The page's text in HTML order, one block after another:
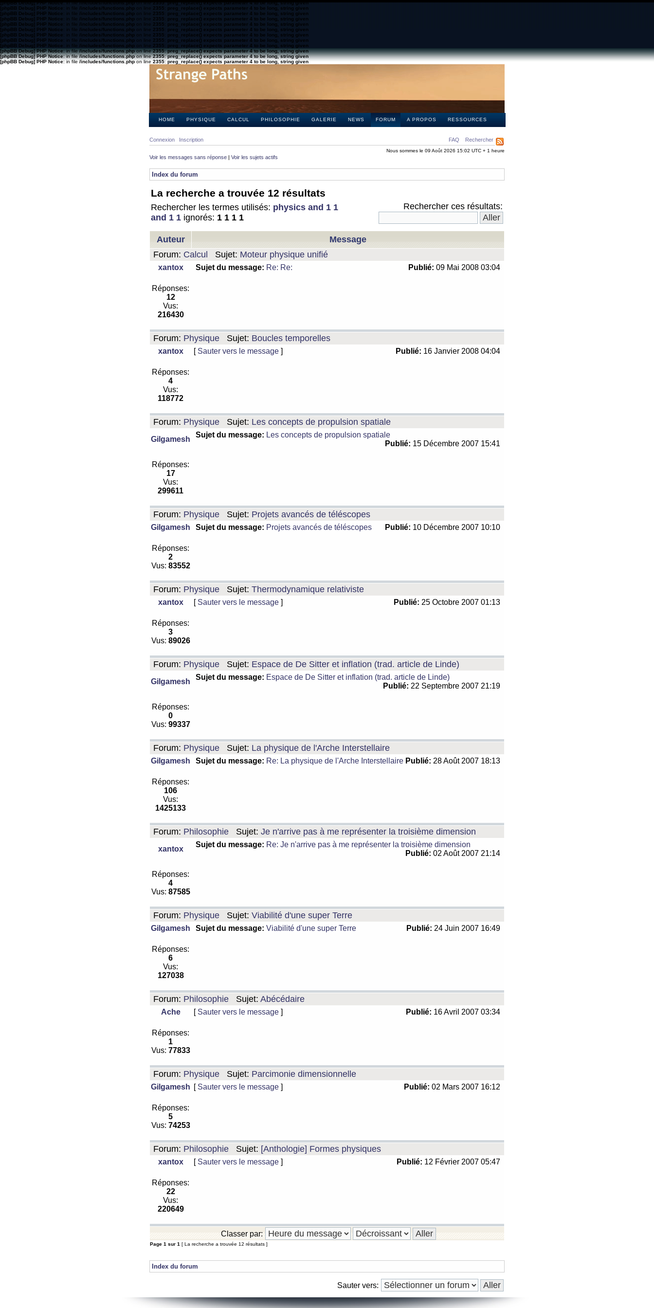
[phpBB Debug] PHP Notice: in file/includes/functions.phpon line2355:preg_replace() expects parameter 4 to be long, string given
[phpBB Debug] PHP Notice: in file /includes/functions.php on line 2355: preg_replace() expects parameter 4 to be long, string given
[phpBB Debug] PHP Notice: in file /includes/functions.php on line 2355: preg_replace() expects parameter 4 to be long, string given
[phpBB Debug] PHP Notice: in file /includes/functions.php on line 2355: preg_replace() expects parameter 4 to be long, string given
[phpBB Debug] PHP Notice: in file /includes/functions.php on line 2355: preg_replace() expects parameter 4 to be long, string given
[phpBB Debug] PHP Notice: in file /includes/functions.php on line 2355: preg_replace() expects parameter 4 to be long, string given
[phpBB Debug] PHP Notice: in file /includes/functions.php on line 2355: preg_replace() expects parameter 4 to be long, string given
[phpBB Debug] PHP Notice: in file /includes/functions.php on line 2355: preg_replace() expects parameter 4 to be long, string given
[phpBB Debug] PHP Notice: in file /includes/functions.php on line 2355: preg_replace() expects parameter 4 to be long, string given
[phpBB Debug] PHP Notice: in file/includes/functions.phpon line2355:preg_replace() expects parameter 4 to be long, string given
[phpBB Debug] PHP Notice: in file/includes/functions.phpon line2355:preg_replace() expects parameter 4 to be long, string given
[phpBB Debug] PHP Notice: in file/includes/functions.phpon line2355:preg_replace() expects parameter 4 to be long, string given
HOME PHYSIQUE CALCUL PHILOSOPHIE GALERIE NEWS FORUM A PROPOS RESSOURCES
FAQ Rechercher
Connexion Inscription
Nous sommes le 09 Août 2026 15:02 UTC + 1 heure
Voir les messages sans réponse | Voir les sujets actifs
Index du forum
La recherche a trouvée 12 résultats
Rechercher les termes utilisés: physics and 1 1
and 1 1 ignorés: 1 1 1 1
Rechercher ces résultats:
Auteur
Message
Forum: Calcul Sujet: Moteur physique unifié
xantox Sujet du message: Re: Re: Publié: 09 Mai 2008 03:04
Réponses:
12
Vus:
216430
Forum: Physique Sujet: Boucles temporelles
xantox [ Sauter vers le message ] Publié: 16 Janvier 2008 04:04
Réponses:
4
Vus:
118772
Forum: Physique Sujet: Les concepts de propulsion spatiale
Gilgamesh
Sujet du message: Les concepts de propulsion spatiale
Publié: 15 Décembre 2007 15:41
Réponses:
17
Vus:
299611
Forum: Physique Sujet: Projets avancés de téléscopes
Gilgamesh Sujet du message: Projets avancés de téléscopes Publié: 10 Décembre 2007 10:10
Réponses:
2
Vus: 83552
Forum: Physique Sujet: Thermodynamique relativiste
xantox [ Sauter vers le message ] Publié: 25 Octobre 2007 01:13
Réponses:
3
Vus: 89026
Forum: Physique Sujet: Espace de De Sitter et inflation (trad. article de Linde)
Gilgamesh
Sujet du message: Espace de De Sitter et inflation (trad. article de Linde)
Publié: 22 Septembre 2007 21:19
Réponses:
0
Vus: 99337
Forum: Physique Sujet: La physique de l'Arche Interstellaire
Gilgamesh Sujet du message: Re: La physique de l'Arche Interstellaire Publié: 28 Août 2007 18:13
Réponses:
106
Vus:
1425133
Forum: Philosophie Sujet: Je n'arrive pas à me représenter la troisième dimension
xantox
Sujet du message: Re: Je n'arrive pas à me représenter la troisième dimension
Publié: 02 Août 2007 21:14
Réponses:
4
Vus: 87585
Forum: Physique Sujet: Viabilité d'une super Terre
Gilgamesh Sujet du message: Viabilité d'une super Terre Publié: 24 Juin 2007 16:49
Réponses:
6
Vus:
127038
Forum: Philosophie Sujet: Abécédaire
Ache [ Sauter vers le message ] Publié: 16 Avril 2007 03:34
Réponses:
1
Vus: 77833
Forum: Physique Sujet: Parcimonie dimensionnelle
Gilgamesh [ Sauter vers le message ] Publié: 02 Mars 2007 16:12
Réponses:
5
Vus: 74253
Forum: Philosophie Sujet: [Anthologie] Formes physiques
xantox [ Sauter vers le message ] Publié: 12 Février 2007 05:47
Réponses:
22
Vus:
220649
Classer par:
Page 1 sur 1 [ La recherche a trouvée 12 résultats ]
Index du forum
Sauter vers: